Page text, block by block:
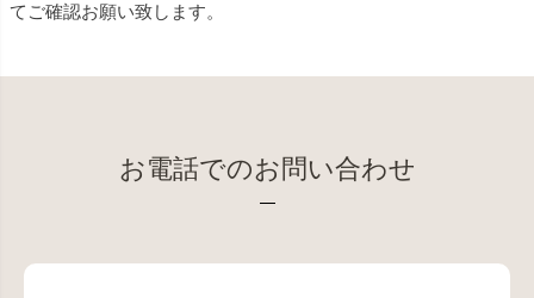
てご確認お願い致します。
お電話でのお問い合わせ